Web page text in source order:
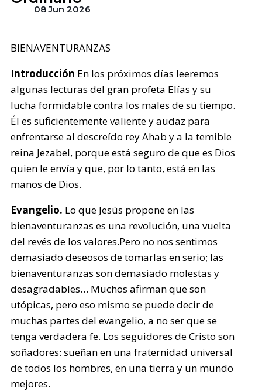
08 Jun 2026
BIENAVENTURANZAS
Introducción En los próximos días leeremos
algunas lecturas del gran profeta Elías y su
lucha formidable contra los males de su tiempo.
Él es suficientemente valiente y audaz para
enfrentarse al descreído rey Ahab y a la temible
reina Jezabel, porque está seguro de que es Dios
quien le envía y que, por lo tanto, está en las
manos de Dios.
Evangelio. Lo que Jesús propone en las
bienaventuranzas es una revolución, una vuelta
del revés de los valores.Pero no nos sentimos
demasiado deseosos de tomarlas en serio; las
bienaventuranzas son demasiado molestas y
desagradables… Muchos afirman que son
utópicas, pero eso mismo se puede decir de
muchas partes del evangelio, a no ser que se
tenga verdadera fe. Los seguidores de Cristo son
soñadores: sueñan en una fraternidad universal
de todos los hombres, en una tierra y un mundo
mejores.